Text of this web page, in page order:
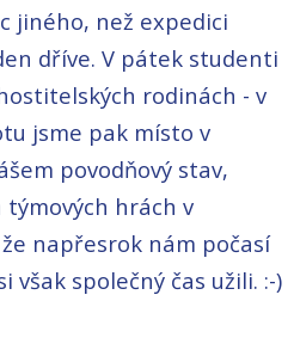
jiného, než expedici
dříve. V pátek studenti
rodinách - v
jsme pak místo v
povodňový stav,
hrách v
napřesrok nám počasí
však společný čas užili. :-)